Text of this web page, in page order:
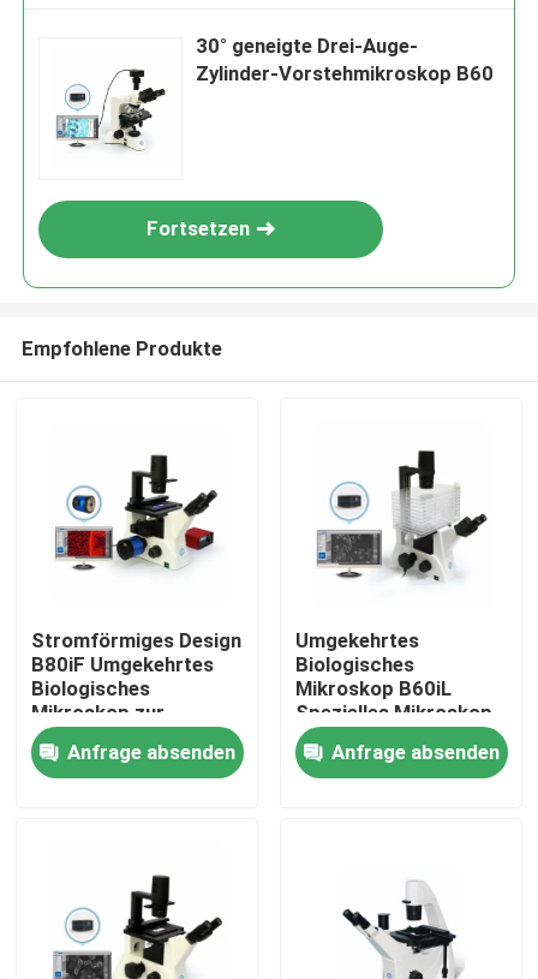
Videos
30° geneigte Drei-Auge-
Zylinder-Vorstehmikroskop B60
Fortsetzen
Empfohlene Produkte
Stromförmiges Design
B80iF Umgekehrtes
Biologisches
Mikroskop zur
Beobachtung von
Zellgewebe
Anfrage absenden
Umgekehrtes
Biologisches
Mikroskop B60iL
Spezielles Mikroskop
zur Beobachtung von
Zellfabriken
Anfrage absenden